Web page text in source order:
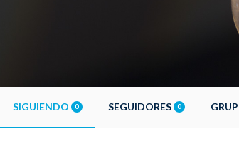
SIGUIENDO 0 SEGUIDORES 0